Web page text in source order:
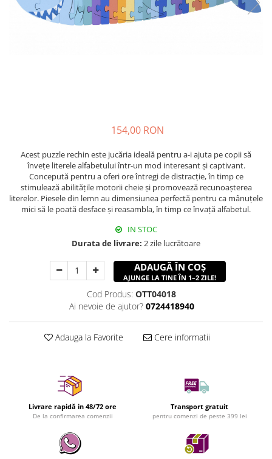
154,00 RON
Acest puzzle rechin este jucăria ideală pentru a-i ajuta pe copii să
învețe literele alfabetului într-un mod interesant și captivant.
Concepută pentru a oferi ore întregi de distracție, în timp ce
stimulează abilitățile motorii cheie și promovează recunoașterea
literelor. Piesele din lemn au dimensiunea perfectă pentru ca mânuțele
mici să le poată desface și reasambla, în timp ce învață alfabetul.
IN STOC
Durata de livrare: 2 zile lucrătoare
ADAUGĂ ÎN COȘ
AJUNGE LA TINE ÎN 1–2 ZILE!
Cod Produs: OTT04018
Ai nevoie de ajutor? 0724418940
Adauga la Favorite Cere informatii
Livrare rapidă in 48/72 ore
De la confirmarea comenzii
Transport gratuit
pentru comenzi de peste 399 lei